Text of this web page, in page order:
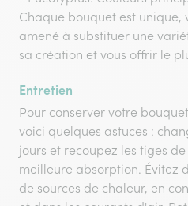
Chaque bouquet est unique,
amené à substituer une
sa création et vous offrir le
Entretien
Pour conserver votre
voici quelques astuces :
jours et recoupez les tiges
meilleure absorption. Évitez
de sources de chaleur, en